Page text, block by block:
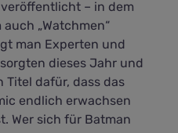
– in dem
„Watchmen“
man Experten und
dieses Jahr und
Titel dafür, dass das
endlich erwachsen
Wer sich für Batman